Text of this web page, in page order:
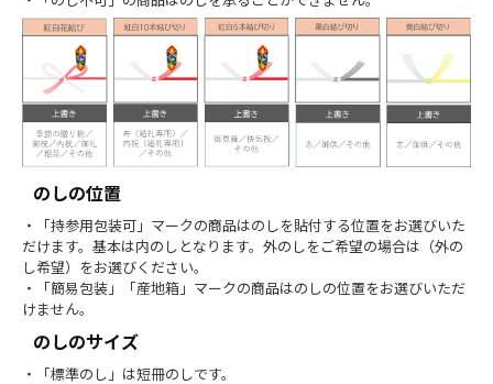
のしの位置
・「持参用包装可」マークの商品はのしを貼付する位置をお選びいた
だけます。基本は内のしとなります。外のしをご希望の場合は（外の
し希望）をお選びください。
・「簡易包装」「産地箱」マークの商品はのしの位置をお選びいただ
けません。
のしのサイズ
・「標準のし」は短冊のしです。